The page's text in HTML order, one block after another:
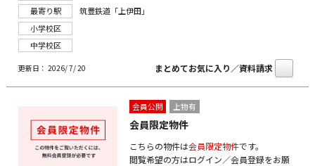
最寄り駅
筑豊鉄道「上伊田」
小学校区
中学校区
更新日： 2026/ 7/ 20 まとめてお気に入り／資料請求
会員公開 上物有
会員限定物件
こちらの物件は会員限定物件です。
閲覧希望の方はログイン／会員登録をお願